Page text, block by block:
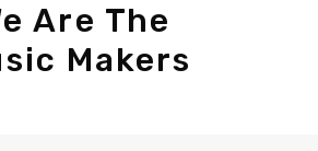
Are The
Makers